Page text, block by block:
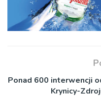
Ponad 600 interwencji
Krynicy-